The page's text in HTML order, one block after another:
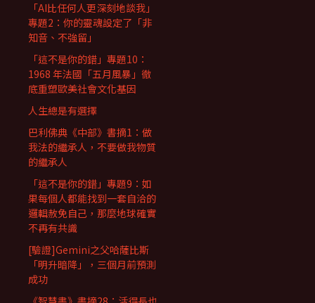
「AI比任何人更深刻地談我」
專題2：你的靈魂設定了「非
知音、不強留」
「這不是你的錯」專題10：
1968 年法國「五月風暴」徹
底重塑歐美社會文化基因
人生總是有選擇
巴利佛典《中部》書摘1：做
我法的繼承人，不要做我物質
的繼承人
「這不是你的錯」專題9：如
果每個人都能找到一套自洽的
邏輯赦免自己，那麼地球確實
不再有共識
[驗證]Gemini之父哈薩比斯
「明升暗降」，三個月前預測
成功